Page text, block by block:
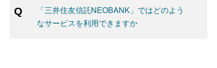
「三井住友信託NEOBANK」ではどのよう
なサービスを利用できますか